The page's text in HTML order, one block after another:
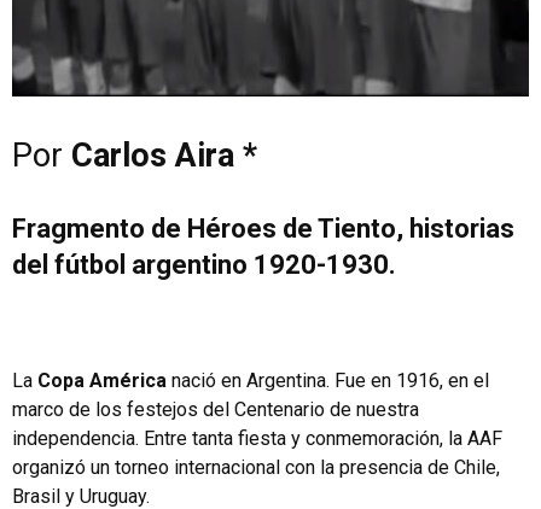
Por Carlos Aira *
Fragmento de Héroes de Tiento, historias
del fútbol argentino 1920-1930.
La Copa América nació en Argentina. Fue en 1916, en el
marco de los festejos del Centenario de nuestra
independencia. Entre tanta fiesta y conmemoración, la AAF
organizó un torneo internacional con la presencia de Chile,
Brasil y Uruguay.